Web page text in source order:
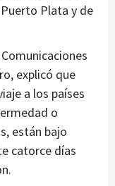
Plata y de
explicó que
a los países
o
están bajo
catorce días